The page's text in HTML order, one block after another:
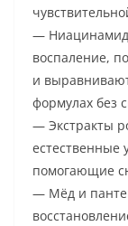
—
воспаление,
и
формулах без
— Экстракты
помогающие
— Мёд и